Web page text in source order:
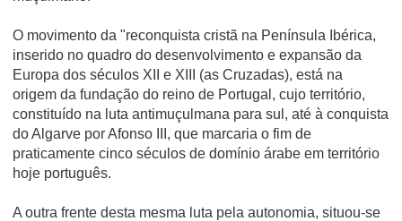
O movimento da "reconquista cristã na Península Ibérica,
inserido no quadro do desenvolvimento e expansão da
Europa dos séculos XII e XIII (as Cruzadas), está na
origem da fundação do reino de Portugal, cujo território,
constituído na luta antimuçulmana para sul, até à conquista
do Algarve por Afonso III, que marcaria o fim de
praticamente cinco séculos de domínio árabe em território
hoje português.
A outra frente desta mesma luta pela autonomia, situou-se